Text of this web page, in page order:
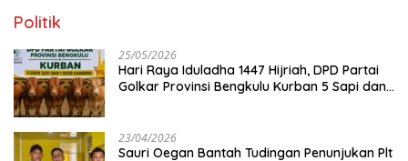
Politik
25/05/2026
Hari Raya Iduladha 1447 Hijriah, DPD Partai
Golkar Provinsi Bengkulu Kurban 5 Sapi dan 1
23/04/2026
Sauri Oegan Bantah Tudingan Penunjukan Plt